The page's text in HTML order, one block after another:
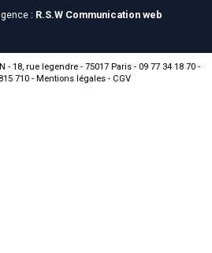
: R.S.W Communication web
- 18, rue legendre - 75017 Paris - 09 77 34 18 70 -
710 - Mentions légales- CGV